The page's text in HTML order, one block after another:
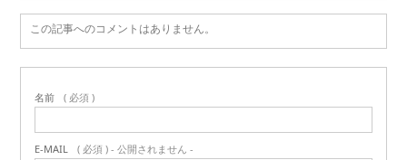
この記事へのコメントはありません。
名前 ( 必須 )
E-MAIL ( 必須 ) - 公開されません -